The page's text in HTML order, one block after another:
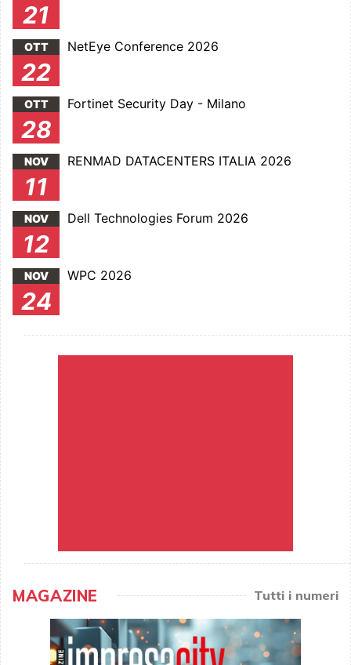
21
OTT
22
NetEye Conference 2026
OTT
28
Fortinet Security Day - Milano
NOV
11
RENMAD DATACENTERS ITALIA 2026
NOV
12
Dell Technologies Forum 2026
NOV
24
WPC 2026
MAGAZINE Tutti i numeri